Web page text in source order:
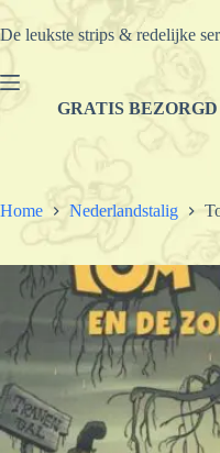
Ga
naar
De leukste strips & redelijke
GRATIS
Home Nederlandstalig